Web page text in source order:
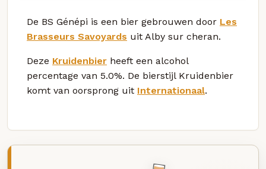
De BS Génépi is een bier gebrouwen door Les
Brasseurs Savoyards uit Alby sur cheran.
Deze Kruidenbier heeft een alcohol
percentage van 5.0%. De bierstijl Kruidenbier
komt van oorsprong uit Internationaal.